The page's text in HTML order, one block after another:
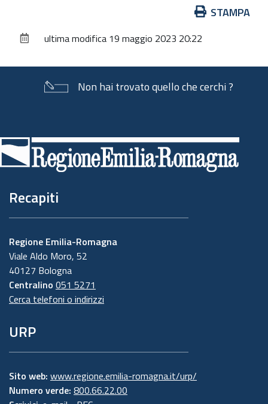
documento
STAMPA
ultima modifica 19 maggio 2023 20:22
Non hai trovato quello che cerchi ?
di
pagina
Recapiti
Regione Emilia-Romagna
Viale Aldo Moro, 52
40127 Bologna
Centralino 051 5271
Cerca telefoni o indirizzi
URP
Sito web: www.regione.emilia-romagna.it/urp/
Numero verde: 800.66.22.00